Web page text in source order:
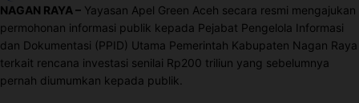
NAGAN RAYA – Yayasan Apel Green Aceh secara resmi mengajukan
permohonan informasi publik kepada Pejabat Pengelola Informasi
dan Dokumentasi (PPID) Utama Pemerintah Kabupaten Nagan Raya
terkait rencana investasi senilai Rp200 triliun yang sebelumnya
pernah diumumkan kepada publik.